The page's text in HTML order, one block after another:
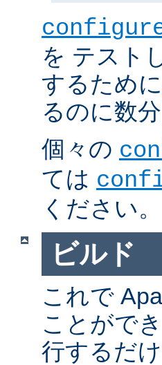
を テスト
するため
るのに数
個々の
ては
ください。
ビルド
これで
ことがで
行するだ